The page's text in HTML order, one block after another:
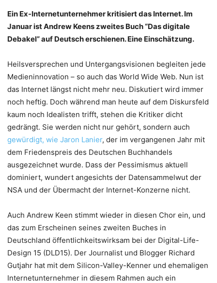
Ein Ex-Internetunternehmer kritisiert das Internet. Im
Januar ist Andrew Keens zweites Buch “Das digitale
Debakel” auf Deutsch erschienen. Eine Einschätzung.
Heilsversprechen und Untergangsvisionen begleiten jede
Medieninnovation – so auch das World Wide Web. Nun ist
das Internet längst nicht mehr neu. Diskutiert wird immer
noch heftig. Doch während man heute auf dem Diskursfeld
kaum noch Idealisten trifft, stehen die Kritiker dicht
gedrängt. Sie werden nicht nur gehört, sondern auch
gewürdigt, wie Jaron Lanier, der im vergangenen Jahr mit
dem Friedenspreis des Deutschen Buchhandels
ausgezeichnet wurde. Dass der Pessimismus aktuell
dominiert, wundert angesichts der Datensammelwut der
NSA und der Übermacht der Internet-Konzerne nicht.
Auch Andrew Keen stimmt wieder in diesen Chor ein, und
das zum Erscheinen seines zweiten Buches in
Deutschland öffentlichkeitswirksam bei der Digital-Life-
Design 15 (DLD15). Der Journalist und Blogger Richard
Gutjahr hat mit dem Silicon-Valley-Kenner und ehemaligen
Internetunternehmer in diesem Rahmen auch ein